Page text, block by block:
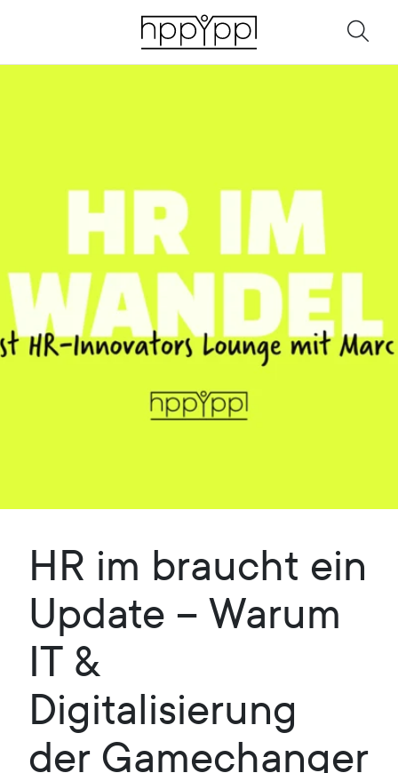
HR im braucht ein
Update – Warum
IT &
Digitalisierung
der Gamechanger